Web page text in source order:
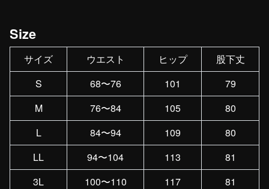
Size
サイズ ウエスト ヒップ
股下丈
S
68〜76 101
79
M
76〜84 105
80
L
84〜94 109
80
LL
94〜104 113
81
3L
100〜110 117
81